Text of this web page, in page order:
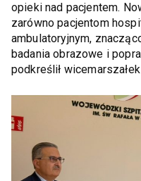
opieki nad pacjentem.
zarówno pacjentom
ambulatoryjnym,
badania obrazowe i
podkreślił